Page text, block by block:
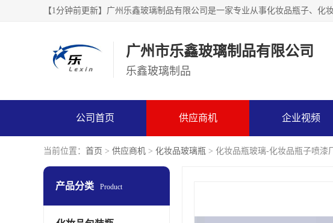
广州市乐鑫玻璃制品有限公司
乐鑫玻璃制品
公司首页 供应商机 企业视频
当前位置： 首页 > 供应商机 > 化妆品玻璃瓶 > 化妆品瓶玻璃-化妆品瓶子喷漆厂
产品分类 Product